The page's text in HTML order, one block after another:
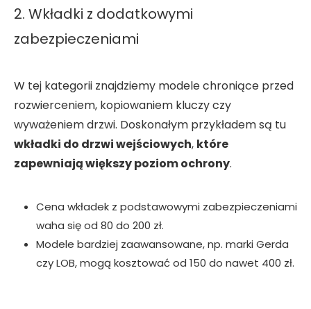
2. Wkładki z dodatkowymi
zabezpieczeniami
W tej kategorii znajdziemy modele chroniące przed
rozwierceniem, kopiowaniem kluczy czy
wyważeniem drzwi. Doskonałym przykładem są tu
wkładki do drzwi wejściowych, które
zapewniają większy poziom ochrony.
Cena wkładek z podstawowymi zabezpieczeniami
waha się od 80 do 200 zł.
Modele bardziej zaawansowane, np. marki Gerda
czy LOB, mogą kosztować od 150 do nawet 400 zł.